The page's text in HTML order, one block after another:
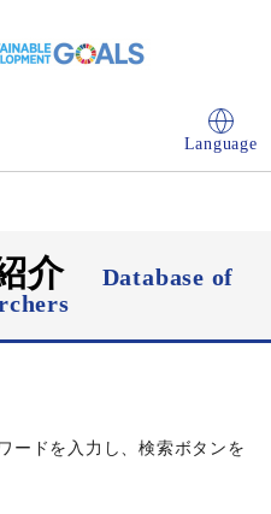
Language
介
Database of
ードを入力し、検索ボタンを